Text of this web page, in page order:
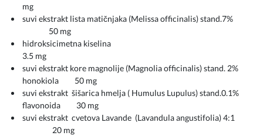
mg
suvi ekstrakt lista matičnjaka (Melissa officinalis) stand.7%
50 mg
hidroksicimetna kiselina
3.5 mg
suvi ekstrakt kore magnolije (Magnolia officinalis) stand. 2%
honokiola 50 mg
suvi ekstrakt šišarica hmelja ( Humulus Lupulus) stand.0.1%
flavonoida 30 mg
suvi ekstrakt cvetova Lavande (Lavandula angustifolia) 4:1
20 mg